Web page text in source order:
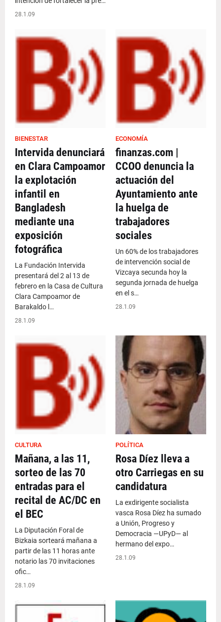
28.1.09
BIENESTAR
Intervida denunciará
en Clara Campoamor
la explotación
infantil en
Bangladesh
mediante una
exposición
fotográfica
La Fundación Intervida
presentará del 2 al 13 de
febrero en la Casa de Cultura
Clara Campoamor de
Barakaldo l…
28.1.09
ECONOMÍA
finanzas.com |
CCOO denuncia la
actuación del
Ayuntamiento ante
la huelga de
trabajadores
sociales
Un 60% de los trabajadores
de intervención social de
Vizcaya secunda hoy la
segunda jornada de huelga
en el s…
28.1.09
CULTURA
Mañana, a las 11,
sorteo de las 70
entradas para el
recital de AC/DC en
el BEC
La Diputación Foral de
Bizkaia sorteará mañana a
partir de las 11 horas ante
notario las 70 invitaciones
ofic…
28.1.09
POLÍTICA
Rosa Díez lleva a
otro Carriegas en su
candidatura
La exdirigente socialista
vasca Rosa Díez ha sumado
a Unión, Progreso y
Democracia —UPyD— al
hermano del expo…
28.1.09